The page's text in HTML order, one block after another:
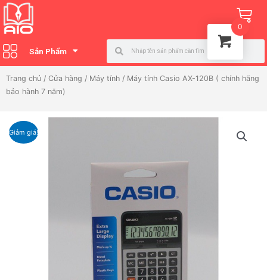
Nhảy
tới
nội
dung
Sản Phẩm
Search
Trang chủ / Cửa hàng / Máy tính / Máy tính Casio AX-120B ( chính hãng
bảo hành 7 năm)
Giảm giá!
0